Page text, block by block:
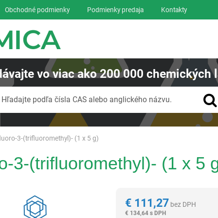
3-(trifluoromethyl)- (1 x 5 g)
3-(trifluoromethyl)- (1 x 5
€111,27 bez DPH
€ 134,64 s DPH
Obchodné podmienky Podmienky predaja Kontakty
vo viac ako200 000 chemických
Hľadajte podľa čísla CAS alebo anglického názvu.